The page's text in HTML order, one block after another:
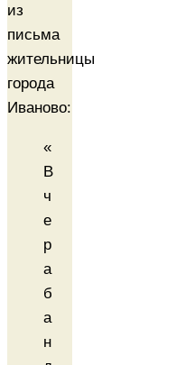
из
письма
жительницы
города
Иваново:
«
В
ч
е
р
а
б
а
н